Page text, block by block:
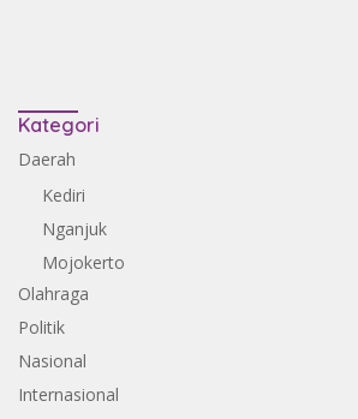
Kategori
Daerah
Kediri
Nganjuk
Mojokerto
Olahraga
Politik
Nasional
Internasional